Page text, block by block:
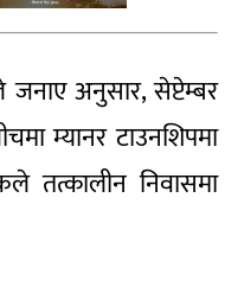
अनुसार, सेप्टेम्बर
म्यानर टाउनशिपमा
तत्कालीन निवासमा